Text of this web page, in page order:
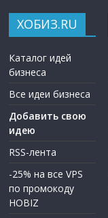
ХОБИЗ.RU
Каталог идей
бизнеса
Все идеи бизнеса
Добавить свою
идею
RSS-лента
-25% на все VPS
по промокоду
HOBIZ